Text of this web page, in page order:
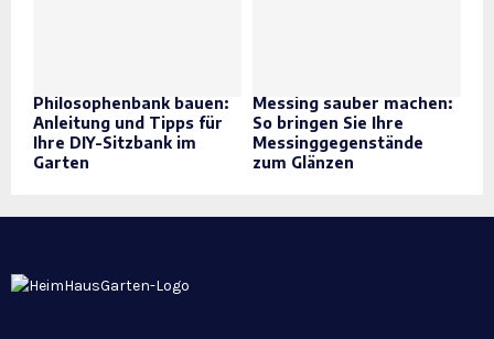
Philosophenbank bauen:
Anleitung und Tipps für
Ihre DIY-Sitzbank im
Garten
Messing sauber machen:
So bringen Sie Ihre
Messinggegenstände
zum Glänzen